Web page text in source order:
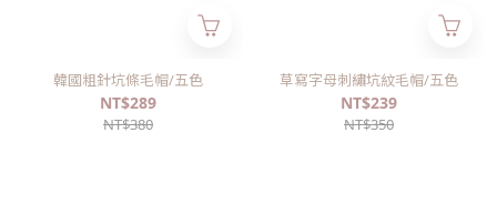
韓國粗針坑條毛帽/五色
NT$289
NT$380
草寫字母刺繡坑紋毛帽/五色
NT$239
NT$350